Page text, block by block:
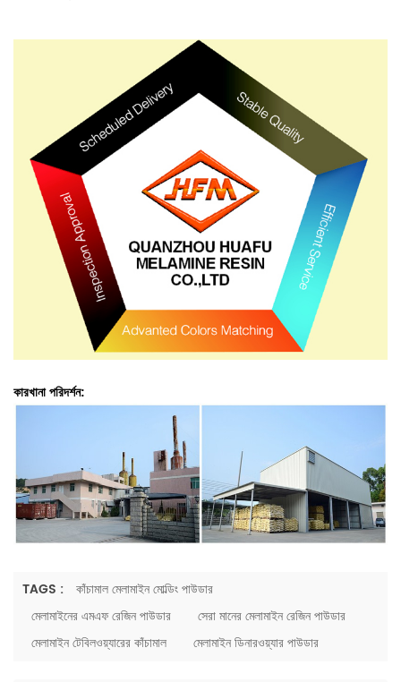
কারখানা পরিদর্শন:
TAGS :
কাঁচামাল মেলামাইন মোল্ডিং পাউডার
মেলামাইনের এমএফ রেজিন পাউডার
সেরা মানের মেলামাইন রেজিন পাউডার
মেলামাইন টেবিলওয়্যারের কাঁচামাল
মেলামাইন ডিনারওয়্যার পাউডার